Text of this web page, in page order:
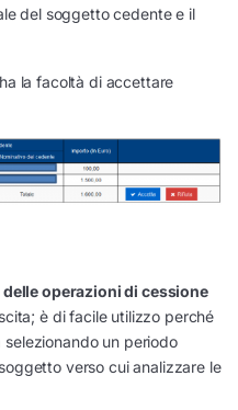
del soggetto cedente e il
la facoltà di accettare
delle operazioni di cessione
è di facile utilizzo perché
un periodo
verso cui analizzare le